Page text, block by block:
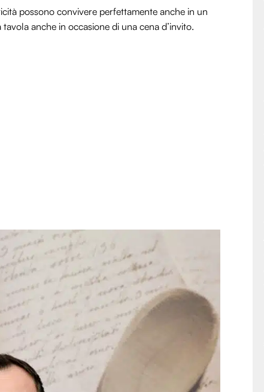
possono convivere perfettamente anche in un
anche in occasione di una cena d’invito.